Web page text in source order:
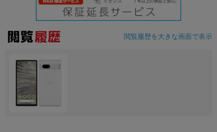
閲覧履歴を大きな画面で表示
各項目のチェックボックスは「or検索」となります。
ただし機能別のみ「and検索」となります。